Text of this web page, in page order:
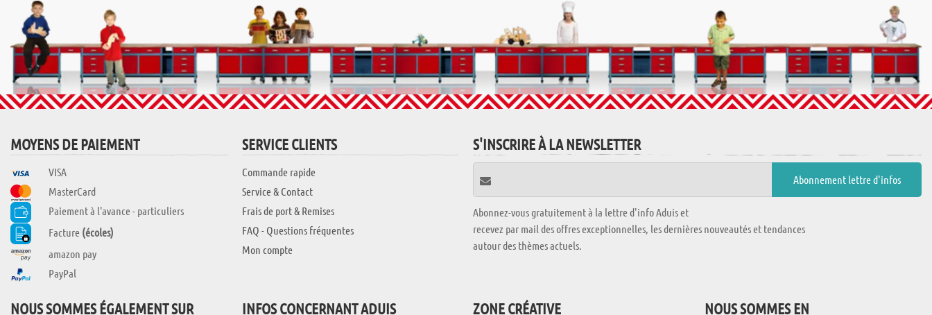
MOYENS DE PAIEMENT
VISA
MasterCard
Paiement à l'avance - particuliers
Facture (écoles)
amazon pay
PayPal
SERVICE CLIENTS
Commande rapide
Service & Contact
Frais de port & Remises
FAQ - Questions fréquentes
Mon compte
S'INSCRIRE À LA NEWSLETTER
Abonnez-vous gratuitement à la lettre d'info Aduis et
recevez par mail des offres exceptionnelles, les dernières nouveautés et tendances
autour des thèmes actuels.
NOUS SOMMES ÉGALEMENT SUR INFOS CONCERNANT ADUIS ZONE CRÉATIVE NOUS SOMMES EN